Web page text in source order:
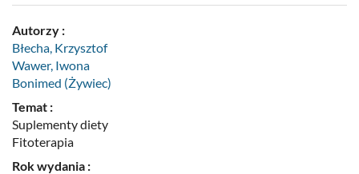
Autorzy :
Błecha, Krzysztof
Wawer, Iwona
Bonimed (Żywiec)
Temat :
Suplementy diety
Fitoterapia
Rok wydania :